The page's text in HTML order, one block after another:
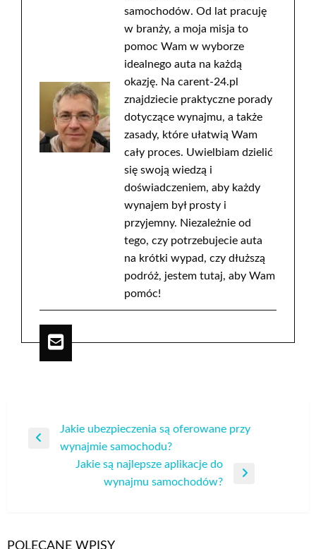
samochodów. Od lat pracuję
w branży, a moja misja to
pomoc Wam w wyborze
idealnego auta na każdą
okazję. Na carent-24.pl
znajdziecie praktyczne porady
dotyczące wynajmu, a także
zasady, które ułatwią Wam
cały proces. Uwielbiam dzielić
się swoją wiedzą i
doświadczeniem, aby każdy
wynajem był prosty i
przyjemny. Niezależnie od
tego, czy potrzebujecie auta
na krótki wypad, czy dłuższą
podróż, jestem tutaj, aby Wam
pomóc!
Nawigacja
wpisu
Poprzedni
Jakie ubezpieczenia są oferowane przy
wynajmie samochodu?
Jakie są najlepsze aplikacje do
wynajmu samochodów?
POLECANE WPISY